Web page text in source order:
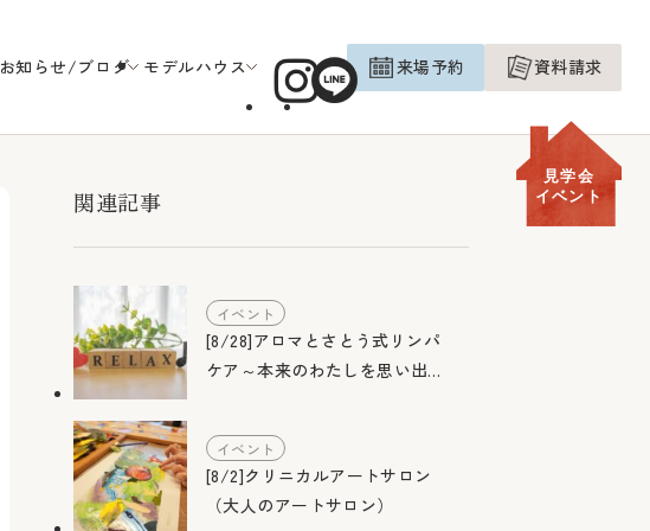
お知らせ/ブログ モデルハウス 来場予約 資料請求
見学会
イベント
関連記事
イベント
[8/28]アロマとさとう式リンパ
ケア～本来のわたしを思い出す
イベント
[8/2]クリニカルアートサロン
（大人のアートサロン）